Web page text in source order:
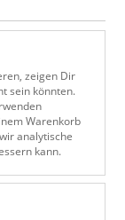
zeigen Dir
sein könnten.
Warenkorb
analytische
kann.